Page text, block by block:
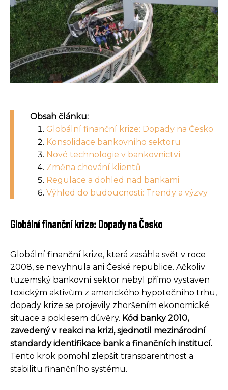
Obsah článku:
Globální finanční krize: Dopady na Česko
Konsolidace bankovního sektoru
Nové technologie v bankovnictví
Změna chování klientů
Regulace a dohled nad bankami
Výhled do budoucnosti: Trendy a výzvy
Globální finanční krize: Dopady na Česko
Globální finanční krize, která zasáhla svět v roce
2008, se nevyhnula ani České republice. Ačkoliv
tuzemský bankovní sektor nebyl přímo vystaven
toxickým aktivům z amerického hypotečního trhu,
dopady krize se projevily zhoršením ekonomické
situace a poklesem důvěry. Kód banky 2010,
zavedený v reakci na krizi, sjednotil mezinárodní
standardy identifikace bank a finančních institucí.
Tento krok pomohl zlepšit transparentnost a
stabilitu finančního systému.